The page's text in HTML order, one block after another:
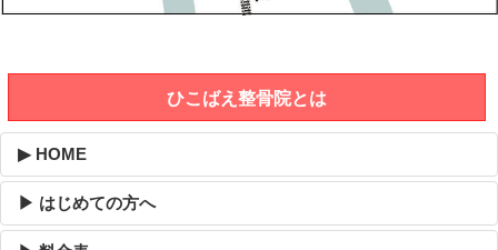
ひこばえ整骨院とは
▶ HOME
▶ はじめての方へ